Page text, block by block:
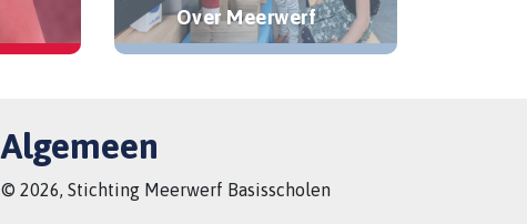
Over Meerwerf
Algemeen
© 2026, Stichting Meerwerf Basisscholen